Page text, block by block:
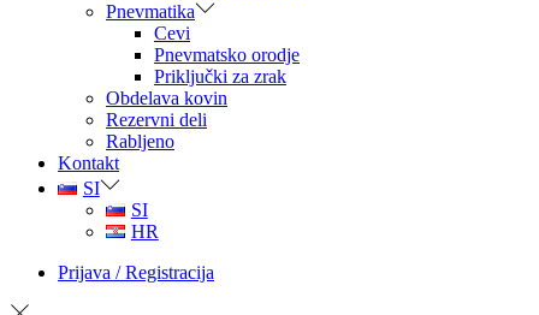
Pnevmatika
Cevi
Pnevmatsko orodje
Priključki za zrak
Obdelava kovin
Rezervni deli
Rabljeno
Kontakt
SI
SI
HR
Prijava / Registracija